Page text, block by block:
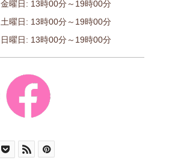
金曜日: 13時00分～19時00分
土曜日: 13時00分～19時00分
日曜日: 13時00分～19時00分